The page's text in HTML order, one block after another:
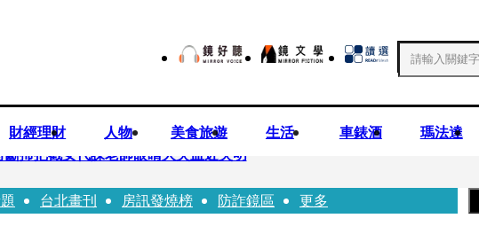
財經理財 人物 美食旅遊 生活 車錶酒 瑪法達
掃把戳女代課老師眼睛大失血近失明
中聯高層隱匿鐵證曝光
台北畫刊 房訊發燒榜 防詐鏡區 更多